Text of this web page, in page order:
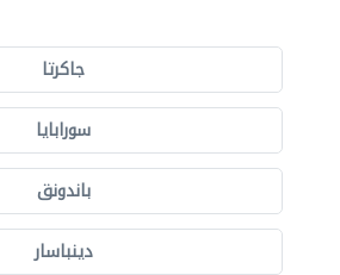
جاكرتا
سورابايا
باندونق
دينباسار